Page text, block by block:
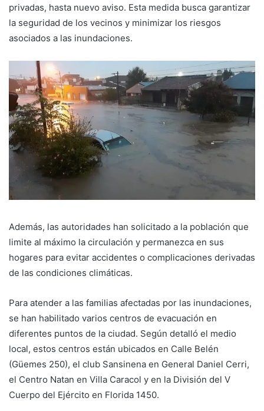
privadas, hasta nuevo aviso. Esta medida busca garantizar
la seguridad de los vecinos y minimizar los riesgos
asociados a las inundaciones.
Además, las autoridades han solicitado a la población que
limite al máximo la circulación y permanezca en sus
hogares para evitar accidentes o complicaciones derivadas
de las condiciones climáticas.
Para atender a las familias afectadas por las inundaciones,
se han habilitado varios centros de evacuación en
diferentes puntos de la ciudad. Según detalló el medio
local, estos centros están ubicados en Calle Belén
(Güemes 250), el club Sansinena en General Daniel Cerri,
el Centro Natan en Villa Caracol y en la División del V
Cuerpo del Ejército en Florida 1450.